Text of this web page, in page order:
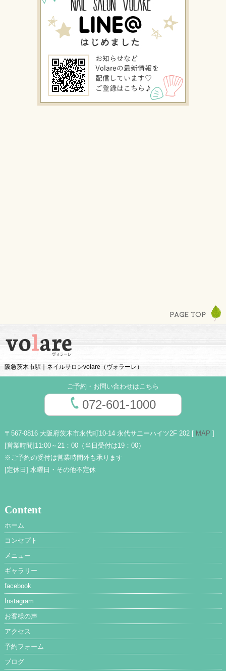
阪急茨木市駅｜ネイルサロンvolare（ヴォラーレ）
ご予約・お問い合わせはこちら
072-601-1000
〒567-0816 大阪府茨木市永代町10-14 永代サニーハイツ2F 202 [ MAP ]
[営業時間] 11:00～21：00（当日受付は19：00）
※ご予約の受付は営業時間外も承ります
[定休日] 水曜日・その他不定休
Content
ホーム
コンセプト
メニュー
ギャラリー
facebook
Instagram
お客様の声
アクセス
予約フォーム
ブログ